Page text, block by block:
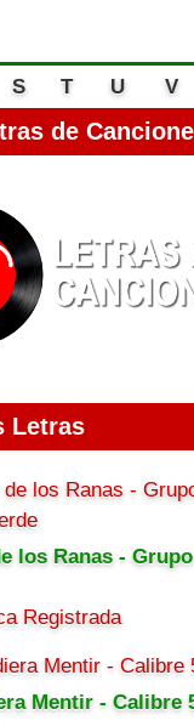
S T U V
de
Letras
los Ranas -
Registrada
Mentir - Calibre